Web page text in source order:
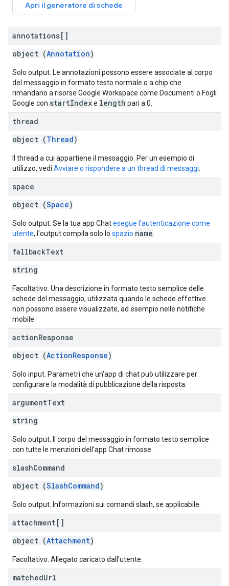
Apri il generatore di schede
annotations[]
object (Annotation)
Solo output. Le annotazioni possono essere associate al corpo
del messaggio in formato testo normale o a chip che
rimandano a risorse Google Workspace come Documenti o Fogli
Google con startIndexe length pari a 0.
thread
object (Thread)
Il thread a cui appartiene il messaggio. Per un esempio di
utilizzo, vedi Avviare o rispondere a un thread di messaggi
space
object (Space)
Solo output. Se la tua app Chatesegue l'autenticazione come
utente, l'output compila solo lo spazio name
fallbackText
string
Facoltativo. Una descrizione in formato testo semplice delle
schede del messaggio, utilizzata quando le schede effettive
non possono essere visualizzate, ad esempio nelle notifiche
mobile.
actionResponse
object (ActionResponse)
Solo input. Parametri che un'app di chat può utilizzare per
configurare la modalità di pubblicazione della risposta.
argumentText
string
Solo output. Il corpo del messaggio in formato testo semplice
con tutte le menzioni dell'app Chat rimosse.
slashCommand
object (SlashCommand)
Solo output. Informazioni sui comandi slash, se applicabile.
attachment[]
object (Attachment)
Facoltativo. Allegato caricato dall'utente.
matchedUrl